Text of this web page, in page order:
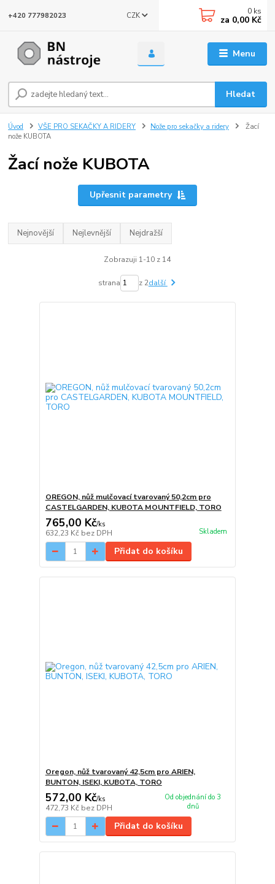
Menu
CZK
Hledat
+420 777982023 0 ks
za 0,00 Kč
Úvod VŠE PRO SEKAČKY A RIDERY Nože pro sekačky a ridery
Žací
nože KUBOTA
Žací nože KUBOTA
Upřesnit parametry
Nejnovější Nejlevnější Nejdražší
Zobrazuji 1-10 z 14
strana z 2další
OREGON, nůž mulčovací tvarovaný 50,2cm pro
CASTELGARDEN, KUBOTA MOUNTFIELD, TORO
765,00 Kč/ks
632,23 Kč bez DPH Skladem
Přidat do košíku
Oregon, nůž tvarovaný 42,5cm pro ARIEN,
BUNTON, ISEKI, KUBOTA, TORO
572,00 Kč/ks
472,73 Kč bez DPH
Od objednání do 3
dnů
Přidat do košíku